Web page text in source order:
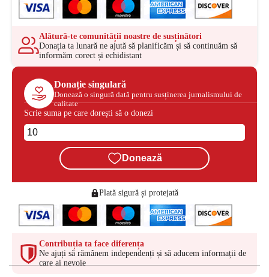
Alătură-te comunității noastre de susținători
Donația ta lunară ne ajută să planificăm și să continuăm să
informăm corect și echidistant
Donație singulară
Donează o singură dată pentru susținerea jurnalismului de
calitate
Scrie suma pe care dorești să o donezi
Donează
Plată sigură și protejată
Contribuția ta face diferența
Ne ajuți să rămânem independenți și să aducem informații de
care ai nevoie